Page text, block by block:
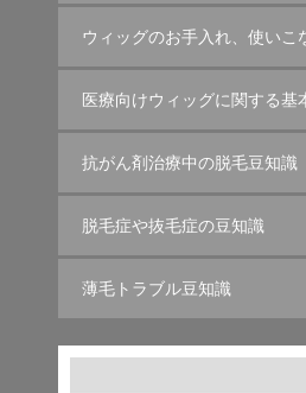
ウィッグのお手入れ、使いこ
医療向けウィッグに関する基
抗がん剤治療中の脱毛豆知識
脱毛症や抜毛症の豆知識
薄毛トラブル豆知識